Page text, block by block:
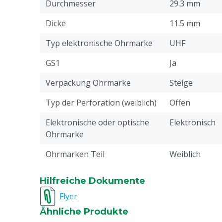
Erkennung: Individuell und in Gruppen
Durchmesser
29.3 mm
Dicke
11.5 mm
Typ elektronische Ohrmarke
UHF
GS1
Ja
Verpackung Ohrmarke
Steige
Typ der Perforation (weiblich)
Offen
Elektronische oder optische
Ohrmarke
Elektronisch
Ohrmarken Teil
Weiblich
Drucken
Pin-Typ Verbindung
Hilfreiche Dokumente
Flyer
Ähnliche Produkte